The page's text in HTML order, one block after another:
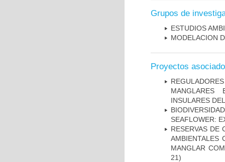
Grupos de
ESTUDIOS
MODELACION
Proyectos
MANGLARES
INSULARES
SEAFLOWER:
RESERVAS DE
AMBIENTALES
MANGLAR
21)